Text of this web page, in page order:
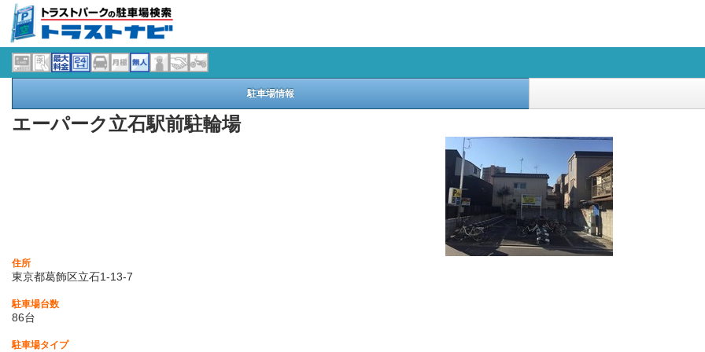
駐車場情報
エーパーク立石駅前駐輪場
住所
東京都葛飾区立石1-13-7
駐車場台数
86台
駐車場タイプ